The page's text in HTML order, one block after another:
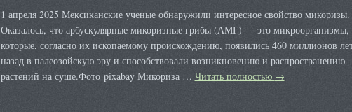
1 апреля 2025 Мексиканские ученые обнаружили интересное свойство микоризы.
Оказалось, что арбускулярные микоризные грибы (АМГ) — это микроорганизмы,
которые, согласно их ископаемому происхождению, появились 460 миллионов
назад в палеозойскую эру и способствовали возникновению и распространению
растений на суше.Фото pixabay Микориза … Читать полностью →